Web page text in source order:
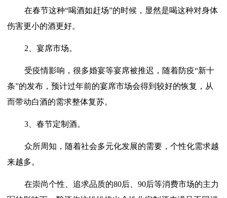
在春节这种“喝酒如赶场”的时候，显然是喝这种对身体
伤害更小的酒更好。
2、宴席市场。
受疫情影响，很多婚宴等宴席被推迟，随着防疫“新十
条”的发布，预计过年前的宴席市场会得到较好的恢复，从
而带动白酒的需求整体复苏。
3、春节定制酒。
众所周知，随着社会多元化发展的需要，个性化需求越
来越多。
在崇尚个性、追求品质的80后、90后等消费市场的主力